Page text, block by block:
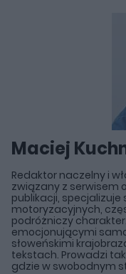
Maciej
Redaktor naczelny i
związany z serwisem
publikacji,
motoryzacyjnych,
podróżniczy
emocjonującymi
słoweńskimi
tekstach. Prowadzi
gdzie w swobodnym